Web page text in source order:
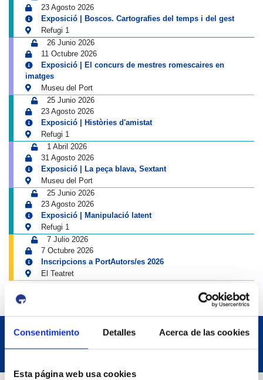
Consentimiento Detalles Acerca de las cookies
Esta página web usa cookies
23 Agosto 2026
Exposició | Boscos. Cartografies del temps i del gest
Refugi 1
26 Junio 2026
11 Octubre 2026
Exposició | El concurs de mestres romescaires en
imatges
Museu del Port
25 Junio 2026
23 Agosto 2026
Exposició | Històries d'amistat
Refugi 1
1 Abril 2026
31 Agosto 2026
Exposició | La peça blava, Sextant
Museu del Port
25 Junio 2026
23 Agosto 2026
Exposició | Manipulació latent
Refugi 1
7 Julio 2026
7 Octubre 2026
Inscripcions a PortAutors/es 2026
El Teatret